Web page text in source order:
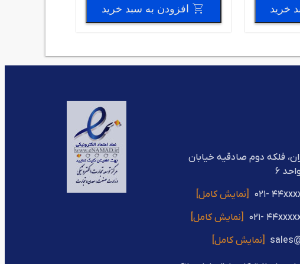
خرید افزودن به سبد خرید
فلکه دوم صادقیه خیابان
021- [نمایش کامل]
021- [نمایش کامل]
[نمایش کامل]